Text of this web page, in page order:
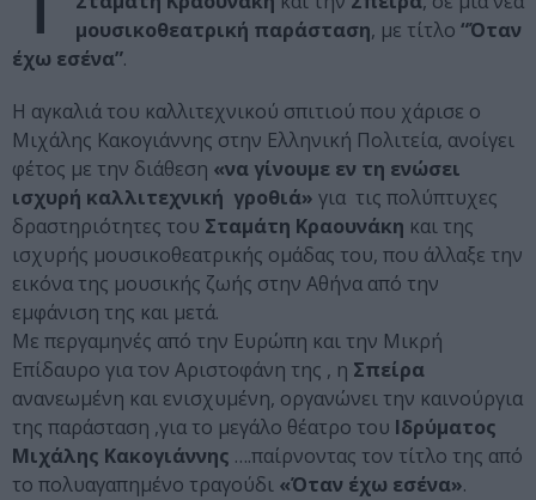
μουσικοθεατρική παράσταση, με τίτλο “Όταν
έχω εσένα”.
Η αγκαλιά του καλλιτεχνικού σπιτιού που χάρισε ο
Μιχάλης Κακογιάννης στην Ελληνική Πολιτεία, ανοίγει
φέτος με την διάθεση «να γίνουμε εν τη ενώσει
ισχυρή καλλιτεχνική γροθιά» για τις πολύπτυχες
δραστηριότητες του Σταμάτη Κραουνάκη και της
ισχυρής μουσικοθεατρικής ομάδας του, που άλλαξε την
εικόνα της μουσικής ζωής στην Αθήνα από την
εμφάνιση της και μετά.
Με περγαμηνές από την Ευρώπη και την Μικρή
Επίδαυρο για τον Αριστοφάνη της , η Σπείρα
ανανεωμένη και ενισχυμένη, οργανώνει την καινούργια
της παράσταση ,για το μεγάλο θέατρο του Ιδρύματος
Μιχάλης Κακογιάννης ….παίρνοντας τον τίτλο της από
το πολυαγαπημένο τραγούδι «Όταν έχω εσένα».